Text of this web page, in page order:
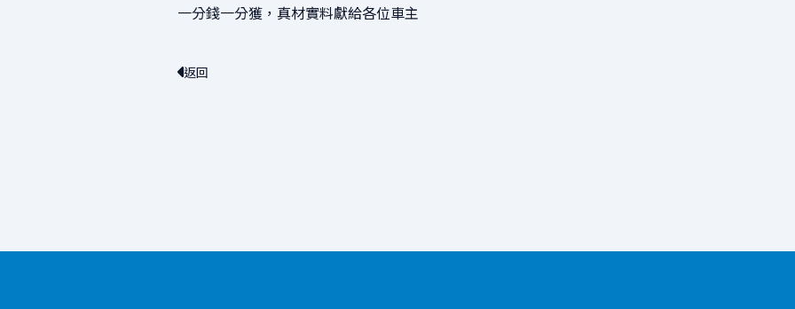
一分錢一分獲，真材實料獻給各位車主
返回